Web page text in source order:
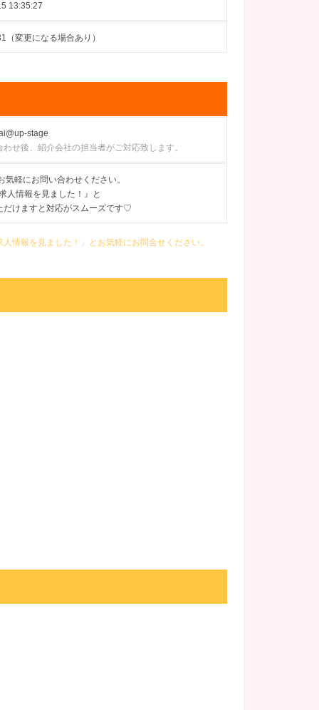
13:35:27
（変更になる場合あり）
stage
せ後、紹介会社の担当者がご対応致します。
気軽にお問い合わせください。
人情報を見ました！』と
だけますと対応がスムーズです♡
情報を見ました！」とお気軽にお問合せください。